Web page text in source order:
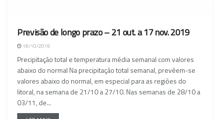
Previsão de longo prazo – 21 out. a 17 nov. 2019
18/10/2019
Precipitação total e temperatura média semanal com valores
abaixo do normal Na precipitação total semanal, prevêem-se
valores abaixo do normal, em especial para as regiões do
litoral, na semana de 21/10 a 27/10. Nas semanas de 28/10 a
03/11, de...